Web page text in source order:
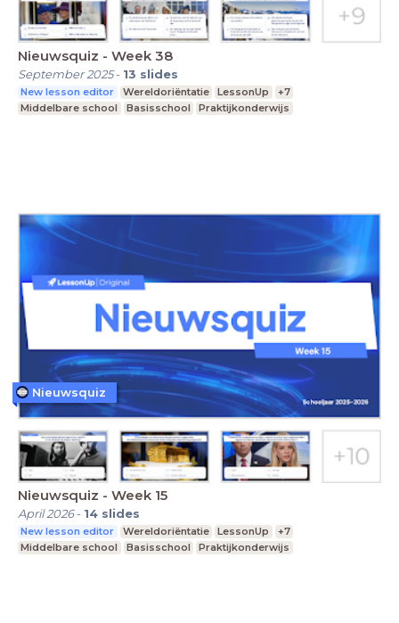
Nieuwsquiz - Week 38
September 2025- 13 slides
New lesson editor Wereldoriëntatie LessonUp
+7
Middelbare school
Basisschool Praktijkonderwijs
Nieuwsquiz - Week 15
April 2026- 14 slides
New lesson editor Wereldoriëntatie LessonUp
+7
Middelbare school
Basisschool Praktijkonderwijs
Nieuwsquiz